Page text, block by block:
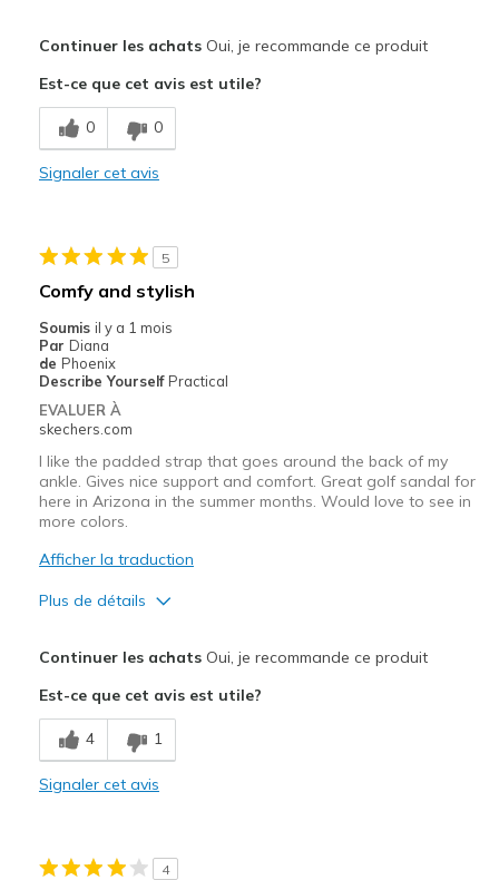
Breathe Well
Comfortable
Golfing
Width
Sizing
View On Shoes
I'm Into Shoes
Continuer les achatsOui, je recommande ce produit
Est-ce que cet avis est utile?
0 0
Signaler cet avis
5
Comfy and stylish
Soumis il y a 1 mois
Par Diana
de Phoenix
Describe Yourself Practical
EVALUER À
skechers.com
I like the padded strap that goes around the back of my
ankle. Gives nice support and comfort. Great golf sandal for
here in Arizona in the summer months. Would love to see in
more colors.
Afficher la traduction
Plus de détails
Comfortable
Stylish
View On Shoes
Shoes are for Wearing
Continuer les achatsOui, je recommande ce produit
Est-ce que cet avis est utile?
4 1
Signaler cet avis
4